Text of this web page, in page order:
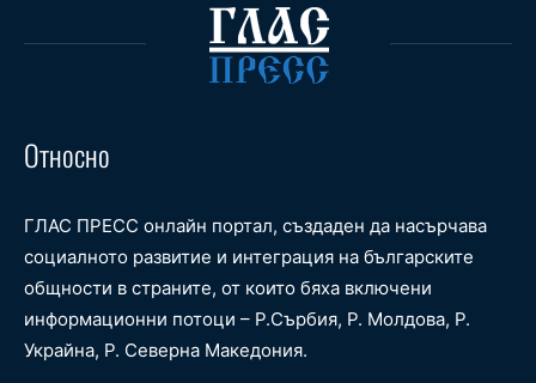
Относно
ГЛАС ПРЕСС онлайн портал, създаден да насърчава
социалното развитие и интеграция на българските
общности в страните, от които бяха включени
информационни потоци – Р.Сърбия, Р. Молдова, Р.
Украйна, Р. Северна Македония.